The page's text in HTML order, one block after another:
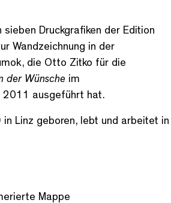
sieben Druckgrafiken der Edition
Wandzeichnung in der
die Otto Zitko für die
der Wünsche im
ausgeführt hat.
Linz geboren, lebt und arbeitet in
Mappe